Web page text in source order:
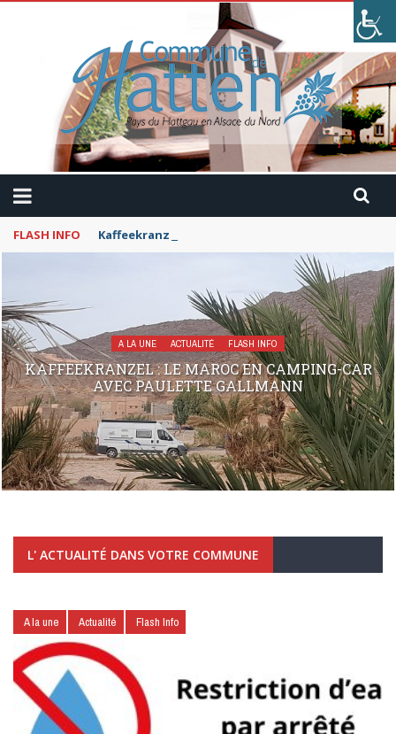
FLASH INFO Kaffeekranzel : Le Maroc en camping-car avec
A LA UNE ACTUALITÉ FLASH INFO
KAFFEEKRANZEL : LE MAROC EN CAMPING-CAR
AVEC PAULETTE GALLMANN
L' ACTUALITÉ DANS VOTRE COMMUNE
A la une Actualité Flash Info